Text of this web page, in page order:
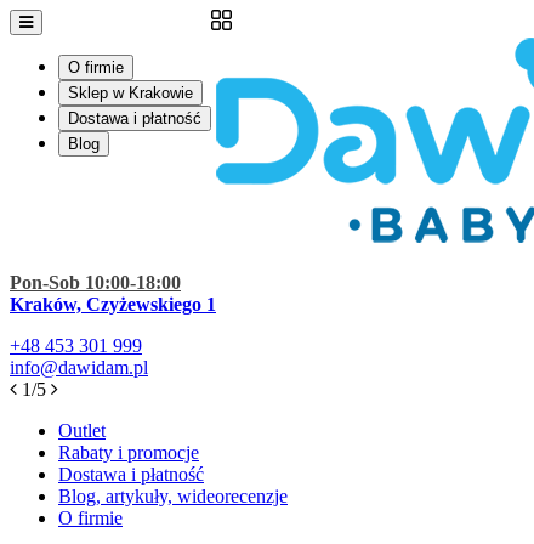
O firmie
Sklep w Krakowie
Dostawa i płatność
Blog
Pon-Sob 10:00-18:00
Kraków, Czyżewskiego 1
+48 453 301 999
info@dawidam.pl
1/5
Outlet
Rabaty i promocje
Dostawa i płatność
Blog, artykuły, wideorecenzje
O firmie